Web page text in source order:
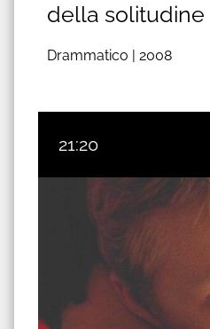
della solitudine
Drammatico | 2008
21:20